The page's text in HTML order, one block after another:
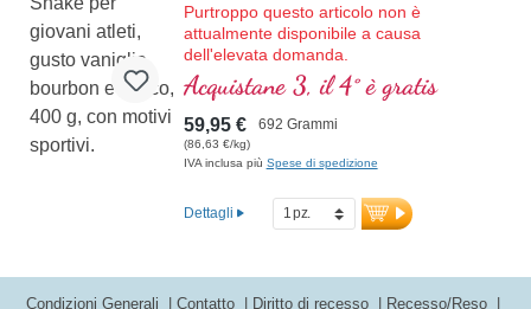
Purtroppo questo articolo non è
attualmente disponibile a causa
dell'elevata domanda.
Frappe proteico di alta qualità con tutti gli
aminoacidi essenziali (EAA) e aminoacidi
muscolari (BCAA), arricchito con creatina,
D-ribose (zucchero muscolare) e acetil-L-
carnitina, collagene, i coralli Sango
calcio e vitamina D per ossa forti. Senza
dolcificanti e aromi artificiali, con vaniglia
Acquistane 3, il 4° è gratis
59,95 € 692 Grammi
(86,63 €/kg)
IVA inclusa più Spese di spedizione
Dettagli
Condizioni Generali Contatto Diritto di recesso Recesso/Reso